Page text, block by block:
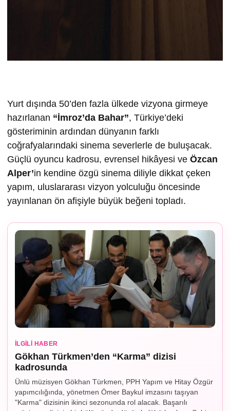
Yurt dışında 50’den fazla ülkede vizyona girmeye
hazırlanan “İmroz’da Bahar”, Türkiye’deki
gösteriminin ardından dünyanın farklı
coğrafyalarındaki sinema severlerle de buluşacak.
Güçlü oyuncu kadrosu, evrensel hikâyesi ve Özcan
Alper’in kendine özgü sinema diliyle dikkat çeken
yapım, uluslararası vizyon yolculuğu öncesinde
yayınlanan ön afişiyle büyük beğeni topladı.
İLGILI HABER
Gökhan Türkmen’den “Karma” dizisi
kadrosunda
Ünlü müzisyen Gökhan Türkmen, PPH Yapım ve Hitay Özgür
yapımcılığında, yönetmen Ömer Baykul imzasını taşıyan
"Karma" dizisinin ikinci sezonunda rol alacak. Başarılı